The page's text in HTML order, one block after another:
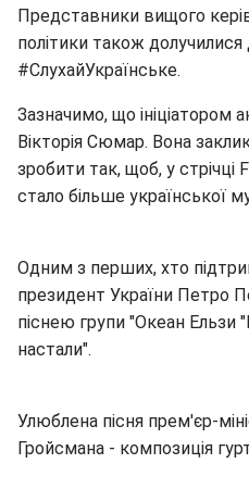
Представники вищого
політики також
#СлухайУкраїнське.
Зазначимо, що ініціатором
Вікторія Сюмар. Вона
зробити так, щоб, у стрічці
стало більше української
Одним з перших, хто
президент України Петро
піснею групи "Океан Ельзи
настали".
Улюблена пісня прем'єр-
Гройсмана - композиція